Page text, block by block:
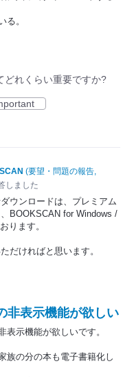
る。
どれくらい重要ですか?
(要望・問題の報告,
しました
ウンロードは、プレミアム
BOOKSCAN for Windows /
ります。
だければと思います。
非表示機能が欲しい
表示機能が欲しいです。
族の分の本も電子書籍化し